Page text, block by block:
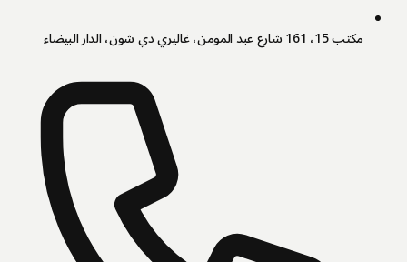
مكتب 15، 161 شارع عبد المومن، غاليري دي شون، الدار البيضاء